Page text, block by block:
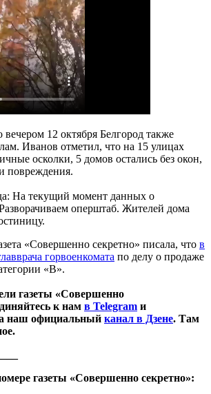
12 октября Белгород также
Иванов отметил, что на 15 улицах
осколки, 5 домов остались без окон,
повреждения.
На текущий момент данных о
оперштаб. Жителей дома
«Совершенно секретно» писала, что в
горвоенкомата по делу о продаже
«В».
газеты «Совершенно
к нам в Telegram и
наш официальный канал в Дзене. Там
газеты «Совершенно секретно»: